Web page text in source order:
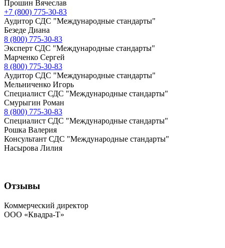
Прошин Вячеслав
+7 (800) 775-30-83
Аудитор СДС "Международные стандарты"
Безеде Диана
8 (800) 775-30-83
Эксперт СДС "Международные стандарты"
Марченко Сергей
8 (800) 775-30-83
Аудитор СДС "Международные стандарты"
Мельниченко Игорь
Специалист СДС "Международные стандарты"
Смурыгин Роман
8 (800) 775-30-83
Специалист СДС "Международные стандарты"
Рошка Валерия
Консультант СДС "Международные стандарты"
Насырова Лилия
Отзывы
Коммерческий директор
ООО «Квадра-Т»